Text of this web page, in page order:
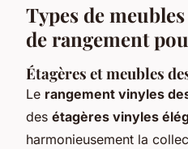
Types de
de rangement
Étagères et meubles
Le rangement vinyles
des étagères vinyles
harmonieusement la